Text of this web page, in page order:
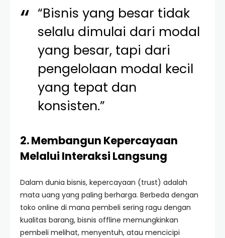
“Bisnis yang besar tidak
selalu dimulai dari modal
yang besar, tapi dari
pengelolaan modal kecil
yang tepat dan
konsisten.”
2. Membangun Kepercayaan
Melalui Interaksi Langsung
Dalam dunia bisnis, kepercayaan (trust) adalah
mata uang yang paling berharga. Berbeda dengan
toko online di mana pembeli sering ragu dengan
kualitas barang, bisnis offline memungkinkan
pembeli melihat, menyentuh, atau mencicipi